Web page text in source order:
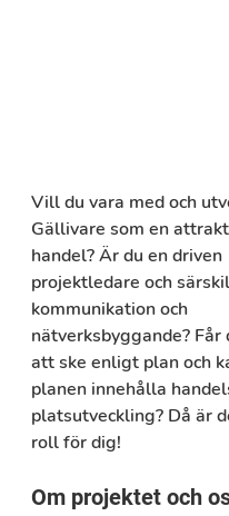
Vill du vara med och
Gällivare som en
handel? Är du en driven
projektledare och
kommunikation och
nätverksbyggande? Får
att ske enligt plan och
planen innehålla
platsutveckling? Då är
roll för dig!
Om projektet och